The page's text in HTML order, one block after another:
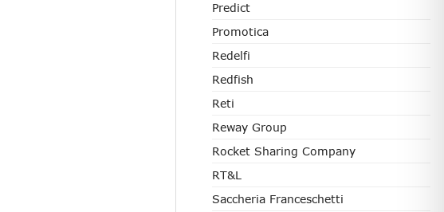
Predict
Promotica
Redelfi
Redfish
Reti
Reway Group
Rocket Sharing Company
RT&L
Saccheria Franceschetti